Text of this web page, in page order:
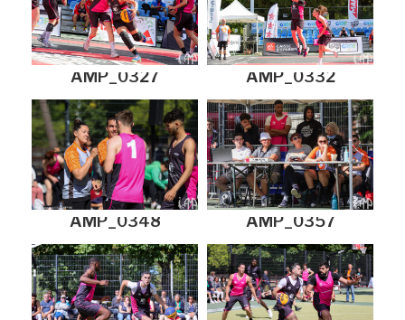
AMP_0327 AMP_0332
AMP_0348 AMP_0357